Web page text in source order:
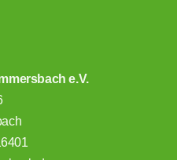
e.V.